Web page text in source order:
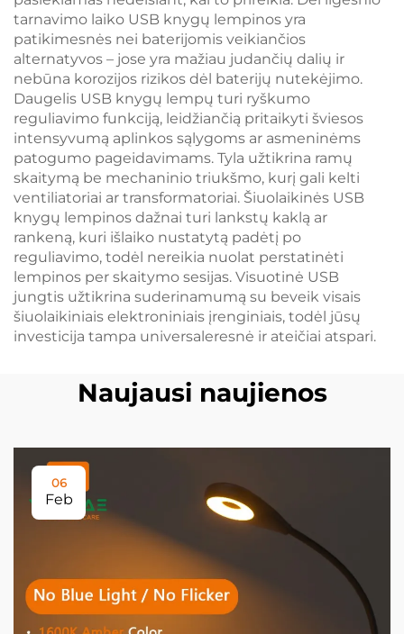
tarnavimo laiko USB knygų lempinos yra
patikimesnės nei baterijomis veikiančios
alternatyvos – jose yra mažiau judančių dalių ir
nebūna korozijos rizikos dėl baterijų nutekėjimo.
Daugelis USB knygų lempų turi ryškumo
reguliavimo funkciją, leidžiančią pritaikyti šviesos
intensyvumą aplinkos sąlygoms ar asmeninėms
patogumo pageidavimams. Tyla užtikrina ramų
skaitymą be mechaninio triukšmo, kurį gali kelti
ventiliatoriai ar transformatoriai. Šiuolaikinės USB
knygų lempinos dažnai turi lankstų kaklą ar
rankeną, kuri išlaiko nustatytą padėtį po
reguliavimo, todėl nereikia nuolat perstatinėti
lempinos per skaitymo sesijas. Visuotinė USB
jungtis užtikrina suderinamumą su beveik visais
šiuolaikiniais elektroniniais įrenginiais, todėl jūsų
investicija tampa universaleresnė ir ateičiai atspari.
Naujausi naujienos
06
Feb